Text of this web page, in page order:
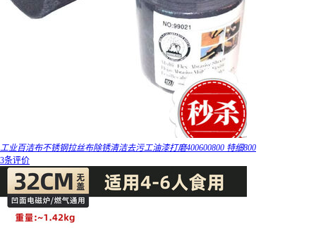
工业百洁布不锈钢拉丝布除锈清洁去污工油漆打磨400600800 特细800
3条评价